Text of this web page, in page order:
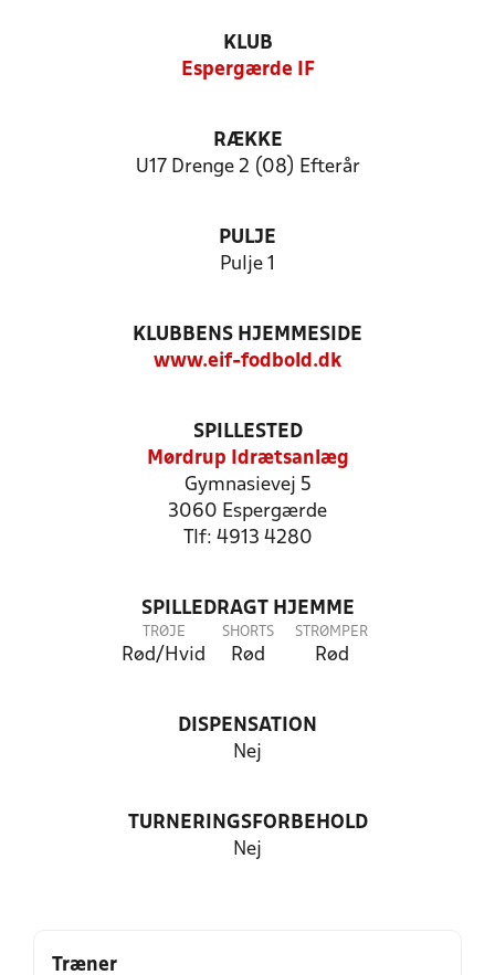
KLUB
Espergærde IF
RÆKKE
U17 Drenge 2 (08) Efterår
PULJE
Pulje 1
KLUBBENS HJEMMESIDE
www.eif-fodbold.dk
SPILLESTED
Mørdrup Idrætsanlæg
Gymnasievej 5
3060 Espergærde
Tlf: 4913 4280
SPILLEDRAGT HJEMME
TRØJE
Rød/Hvid
SHORTS
Rød
STRØMPER
Rød
DISPENSATION
Nej
TURNERINGSFORBEHOLD
Nej
Træner